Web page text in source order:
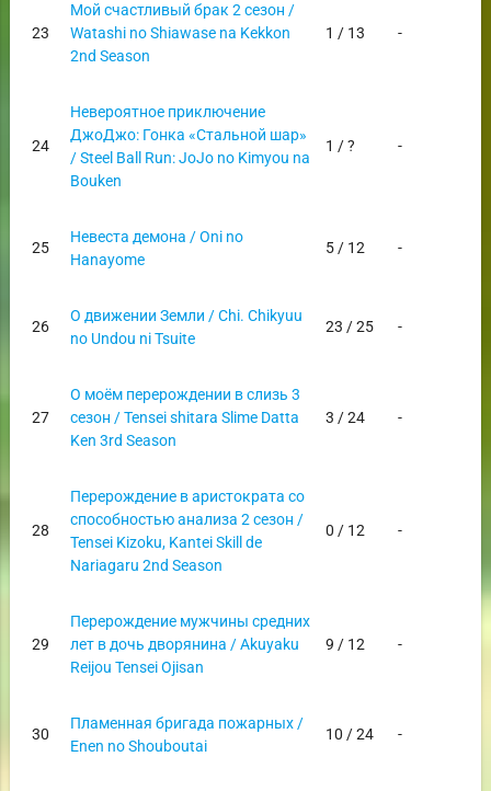
23
Мой счастливый брак 2 сезон /
Watashi no Shiawase na Kekkon
2nd Season
1 / 13 -
24
Невероятное приключение
ДжоДжо: Гонка «Стальной шар»
/ Steel Ball Run: JoJo no Kimyou na
Bouken
1 / ? -
25
Невеста демона / Oni no
Hanayome
5 / 12 -
26
О движении Земли / Chi. Chikyuu
no Undou ni Tsuite
23 / 25 -
27
О моём перерождении в слизь 3
сезон / Tensei shitara Slime Datta
Ken 3rd Season
3 / 24 -
28
Перерождение в аристократа со
способностью анализа 2 сезон /
Tensei Kizoku, Kantei Skill de
Nariagaru 2nd Season
0 / 12 -
29
Перерождение мужчины средних
лет в дочь дворянина / Akuyaku
Reijou Tensei Ojisan
9 / 12 -
30
Пламенная бригада пожарных /
Enen no Shouboutai
10 / 24 -